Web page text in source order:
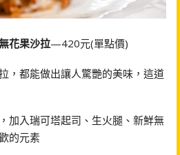
花果沙拉—420元(單點價)
，都能做出讓人驚艷的美味，這道
加入瑞可塔起司、生火腿、新鮮無
的元素